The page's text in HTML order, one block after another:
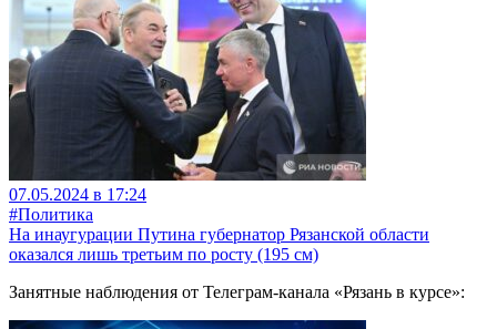
07.05.2024 в 17:24
#Политика
На инаугурации Путина губернатор Рязанской области
оказался лишь третьим по росту (195 см)
Занятные наблюдения от Телеграм-канала «Рязань в курсе»: